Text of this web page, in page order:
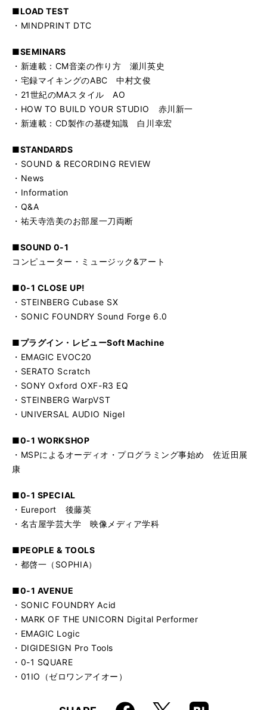
■LOAD TEST
・MINDPRINT DTC
■SEMINARS
・新連載：CM音楽の作り方 瀬川英史
・宅録マイキングのABC 中村文俊
・21世紀のMAスタイル AO
・HOW TO BUILD YOUR STUDIO 赤川新一
・新連載：CD製作の基礎知識 白川幸宏
■STANDARDS
・SOUND & RECORDING REVIEW
・News
・Information
・Q&A
・祐天寺浩美のお部屋一刀両断
■SOUND 0-1
コンピューター・ミュージック&アート
■0-1 CLOSE UP!
・STEINBERG Cubase SX
・SONIC FOUNDRY Sound Forge 6.0
■プラグイン・レビューSoft Machine
・EMAGIC EVOC20
・SERATO Scratch
・SONY Oxford OXF-R3 EQ
・STEINBERG WarpVST
・UNIVERSAL AUDIO Nigel
■0-1 WORKSHOP
・MSPによるオーディオ・プログラミング事始め 佐近田展
康
■0-1 SPECIAL
・Eureport 後藤英
・名古屋学芸大学 映像メディア学科
■PEOPLE & TOOLS
・都啓一（SOPHIA）
■0-1 AVENUE
・SONIC FOUNDRY Acid
・MARK OF THE UNICORN Digital Performer
・EMAGIC Logic
・DIGIDESIGN Pro Tools
・0-1 SQUARE
・01IO（ゼロワンアイオー）